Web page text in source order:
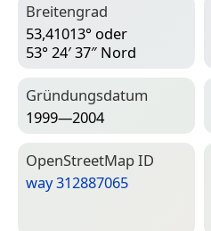
Breitengrad
53,41013° oder
53° 24′ 37″ Nord
Gründungsdatum
1999—2004
Open­Street­Map ID
way 312887065